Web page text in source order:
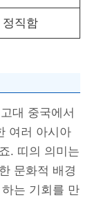
직함
대 중국에서
여러 아시아
. 띠의 의미는
문화적 배경
는 기회를 만